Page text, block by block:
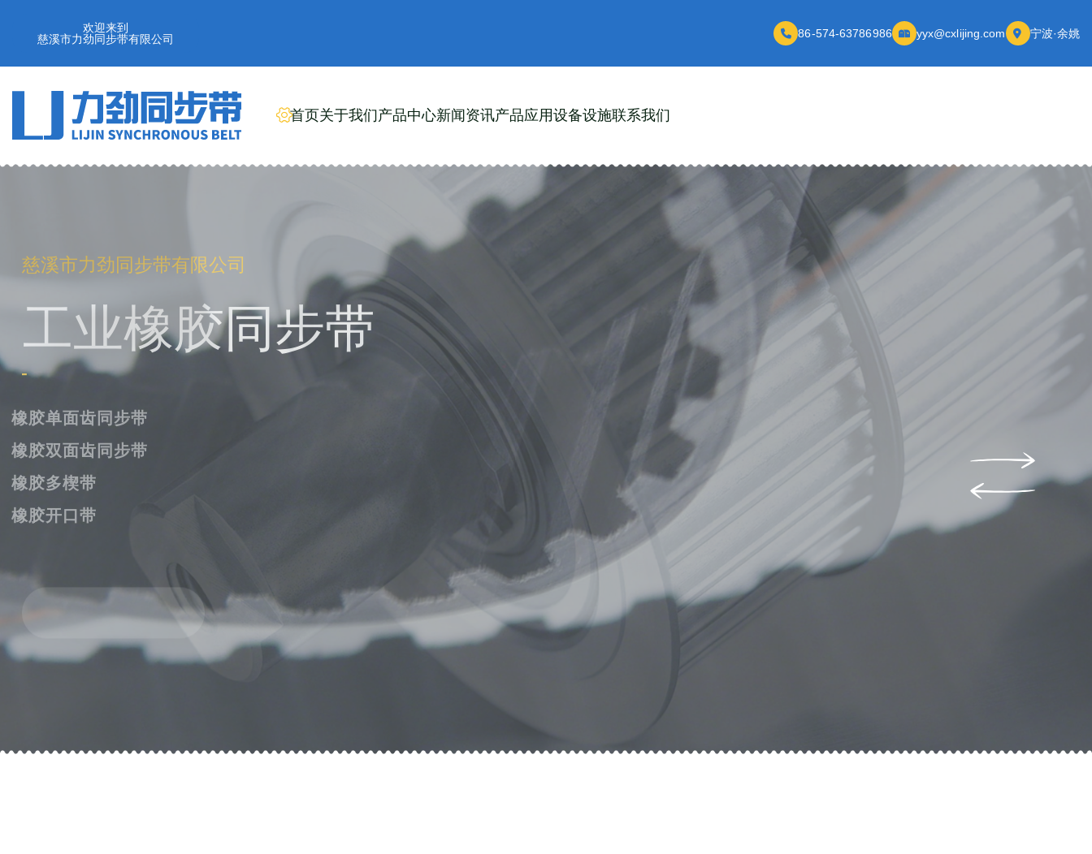
欢迎来到
慈溪市力劲同步带有限公司
86-574-63786986 yyx@cxlijing.com 宁波·余姚
首页关于我们产品中心新闻资讯产品应用设备设施联系我们
慈溪市力劲同步带有限公司
工业橡胶同步带
橡胶单面齿同步带
橡胶双面齿同步带
橡胶多楔带
橡胶开口带
了解我们的产品